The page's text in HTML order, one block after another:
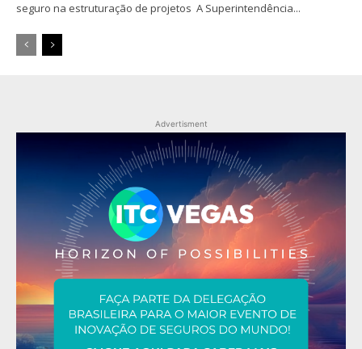
seguro na estruturação de projetos A Superintendência...
Advertisment